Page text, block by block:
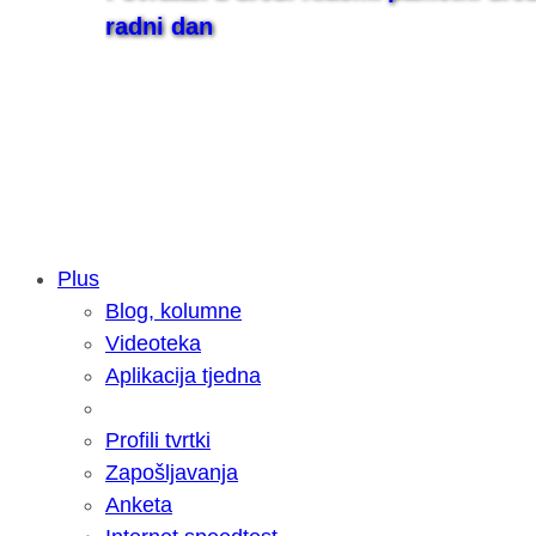
radni dan
Samsung otkrio kako je nastajala
razvoja donijelo tanje i izdržljivije
Plus
Blog, kolumne
Videoteka
Aplikacija tjedna
Profili tvrtki
Zapošljavanja
Anketa